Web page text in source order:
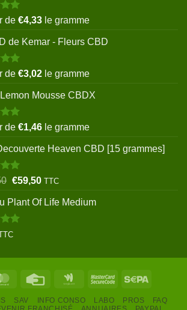
de €4,33 le gramme
de Kemar - Fleurs CBD
de €3,02 le gramme
Mousse CBDX
de €1,46 le gramme
Heaven CBD [15 grammes]
Le
initial
était :
€113,50.
€59,50Le
actuel
TTC
Plant Of Life Medium
MasterCardCredit
Google
MasterCard
SAV INFO CONSO LABO PROS
FAQ